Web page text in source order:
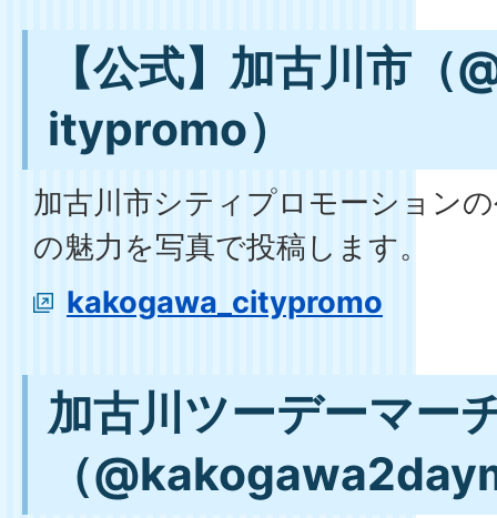
【公式】加古川市
itypromo）
加古川市シティプロモーション
の魅力を写真で投稿します。
kakogawa_citypromo
加古川ツーデーマー
（